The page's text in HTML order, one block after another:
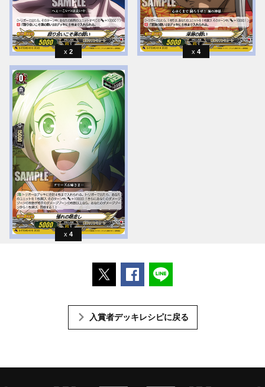
2 4
4
ポストするFacebookでシェアする
入賞者デッキレシピに戻る